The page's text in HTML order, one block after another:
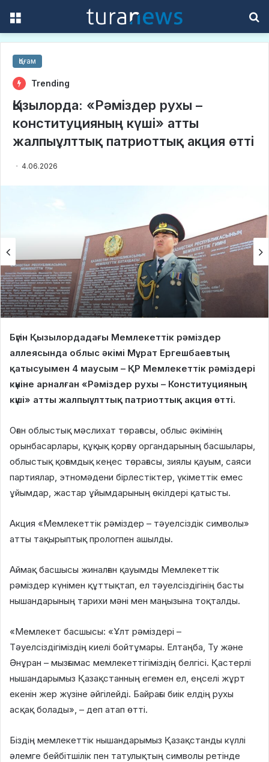
Қоғам
Trending
Қызылорда: «Рәміздер рухы –
конституцияның күші» атты
жалпыұлттық патриоттық акция өтті
4.06.2026
Бүгін Қызылордадағы Мемлекеттік рәміздер
аллеясында облыс әкімі Мұрат Ергешбаевтың
қатысуымен 4 маусым – ҚР Мемлекеттік рәміздері
күніне арналған «Рәміздер рухы – Конституцияның
күші» атты жалпыұлттық патриоттық акция өтті.
Оған облыстық мәслихат төрағасы, облыс әкімінің
орынбасарлары, құқық қорғау органдарының басшылары,
облыстық қоғамдық кеңес төрағасы, зиялы қауым, саяси
партиялар, этномәдени бірлестіктер, үкіметтік емес
ұйымдар, жастар ұйымдарының өкілдері қатысты.
Акция «Мемлекеттік рәміздер – тәуелсіздік символы»
атты тақырыптық прологпен ашылды.
Аймақ басшысы жиналған қауымды Мемлекеттік
рәміздер күнімен құттықтап, ел тәуелсіздігінің басты
нышандарының тарихи мәні мен маңызына тоқталды.
«Мемлекет басшысы: «Ұлт рәміздері –
Тәуелсіздігіміздің киелі бойтұмары. Елтаңба, Ту және
Әнұран – мызғымас мемлекеттігіміздің белгісі. Қастерлі
нышандарымыз Қазақстанның егемен ел, еңселі жұрт
екенін жер жүзіне әйгілейді. Байрағы биік елдің рухы
асқақ болады», – деп атап өтті.
Біздің мемлекеттік нышандарымыз Қазақстанды күллі
әлемге бейбітшілік пен татулықтың символы ретінде